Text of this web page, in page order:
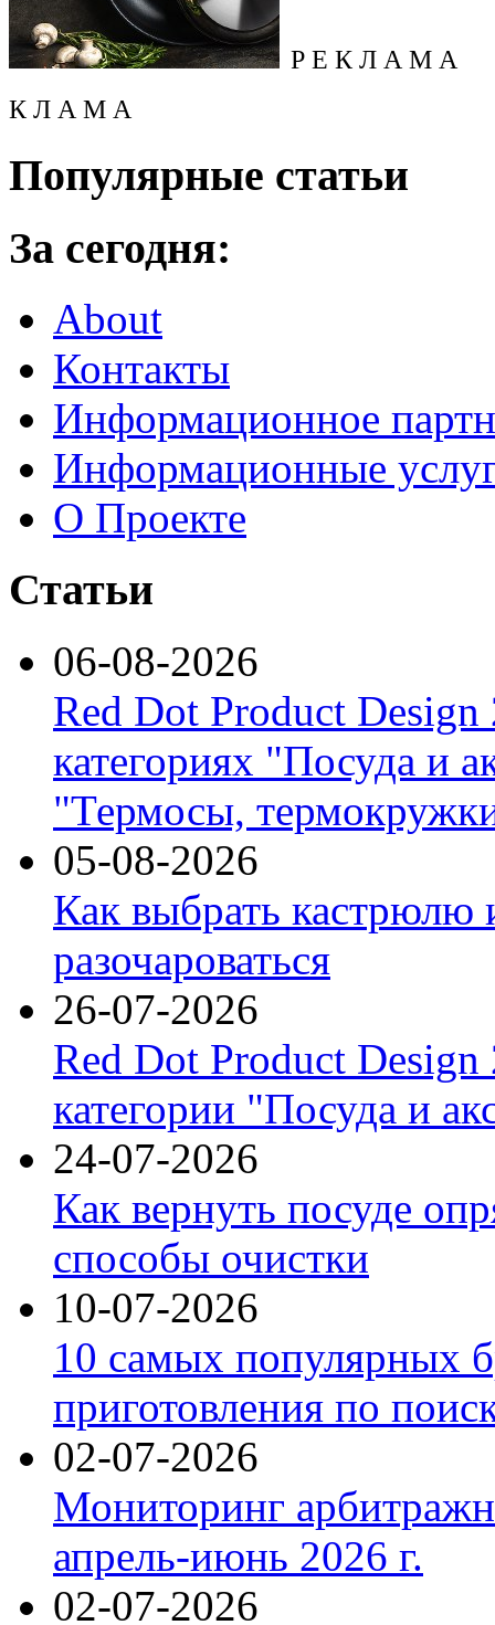
Р Е К Л А М А
К Л А М А
Популярные статьи
За сегодня:
About
Контакты
Информационное
Информационные
О Проекте
Статьи
06-08-2026
Red Dot Product Design
категориях "Посуда и
"Термосы,
05-08-2026
Как выбрать кастрюлю
разочароваться
26-07-2026
Red Dot Product Design
категории "Посуда и
24-07-2026
Как вернуть посуде
способы очистки
10-07-2026
10 самых популярных
приготовления по
02-07-2026
Мониторинг
апрель-июнь 2026 г.
02-07-2026